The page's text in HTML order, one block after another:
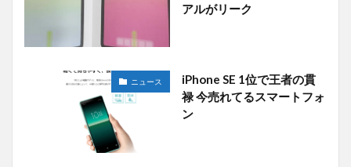
アルがリーク
ニュース
iPhone SE 1位で王者の貫
禄 今売れてるスマートフォ
ン